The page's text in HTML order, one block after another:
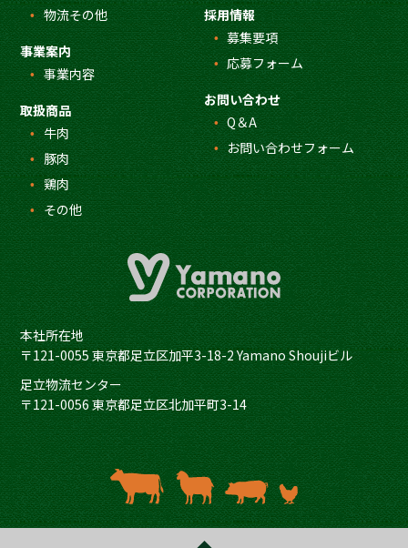
物流その他
事業案内
事業内容
取扱商品
牛肉
豚肉
鶏肉
その他
採用情報
募集要項
応募フォーム
お問い合わせ
Q＆A
お問い合わせフォーム
本社所在地
〒121-0055 東京都足立区加平3-18-2 Yamano Shoujiビル
足立物流センター
〒121-0056 東京都足立区北加平町3-14